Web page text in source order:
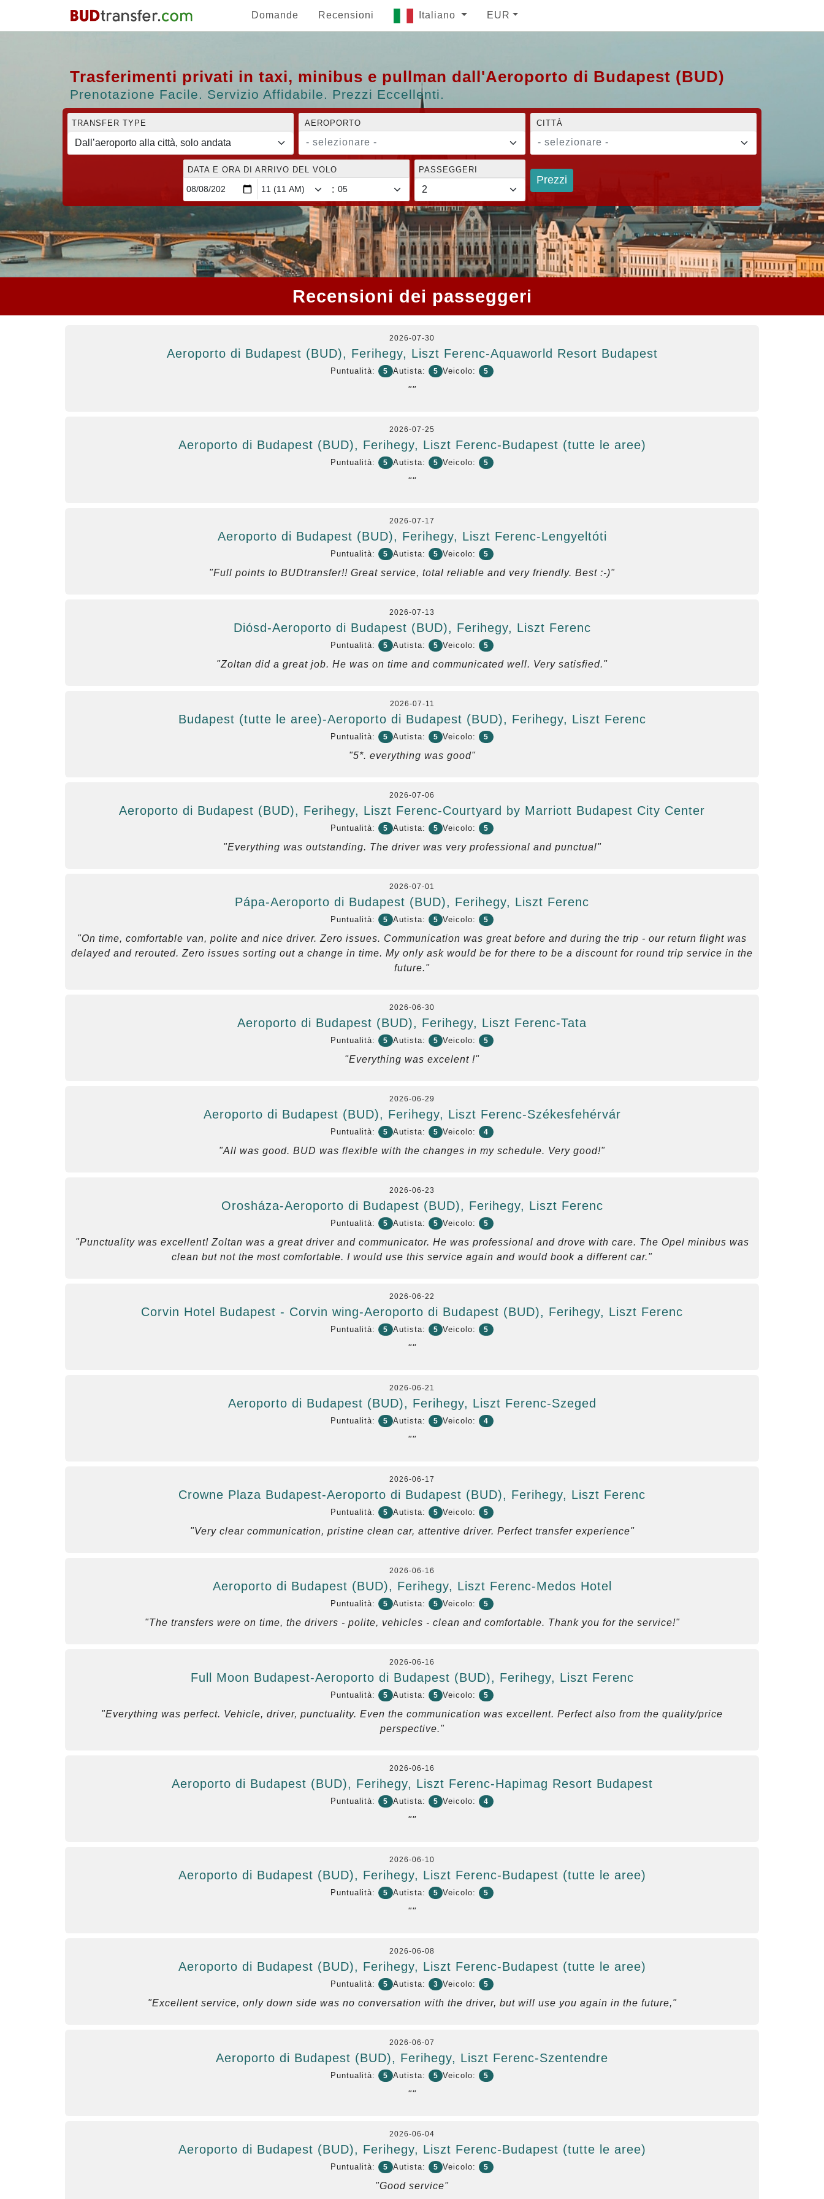
Domande Recensioni Italiano EUR
Trasferimenti privati in taxi, minibus e pullman dall'Aeroporto di Budapest (BUD)
Prenotazione Facile. Servizio Affidabile. Prezzi Eccellenti.
TRANSFER TYPE AEROPORTO
- selezionare -
CITTÀ
- selezionare -
DATA E ORA DI ARRIVO DEL VOLO
:
PASSEGGERI
Prezzi
Recensioni dei passeggeri
2026-07-30
Aeroporto di Budapest (BUD), Ferihegy, Liszt Ferenc-Aquaworld Resort Budapest
Puntualità: 5 Autista: 5 Veicolo: 5
""
2026-07-25
Aeroporto di Budapest (BUD), Ferihegy, Liszt Ferenc-Budapest (tutte le aree)
Puntualità: 5 Autista: 5 Veicolo: 5
""
2026-07-17
Aeroporto di Budapest (BUD), Ferihegy, Liszt Ferenc-Lengyeltóti
Puntualità: 5 Autista: 5 Veicolo: 5
"Full points to BUDtransfer!! Great service, total reliable and very friendly. Best :-)"
2026-07-13
Diósd-Aeroporto di Budapest (BUD), Ferihegy, Liszt Ferenc
Puntualità: 5 Autista: 5 Veicolo: 5
"Zoltan did a great job. He was on time and communicated well. Very satisfied."
2026-07-11
Budapest (tutte le aree)-Aeroporto di Budapest (BUD), Ferihegy, Liszt Ferenc
Puntualità: 5 Autista: 5 Veicolo: 5
"5*. everything was good"
2026-07-06
Aeroporto di Budapest (BUD), Ferihegy, Liszt Ferenc-Courtyard by Marriott Budapest City Center
Puntualità: 5 Autista: 5 Veicolo: 5
"Everything was outstanding. The driver was very professional and punctual"
2026-07-01
Pápa-Aeroporto di Budapest (BUD), Ferihegy, Liszt Ferenc
Puntualità: 5 Autista: 5 Veicolo: 5
"On time, comfortable van, polite and nice driver. Zero issues. Communication was great before and during the trip - our return flight was
delayed and rerouted. Zero issues sorting out a change in time. My only ask would be for there to be a discount for round trip service in the
future."
2026-06-30
Aeroporto di Budapest (BUD), Ferihegy, Liszt Ferenc-Tata
Puntualità: 5 Autista: 5 Veicolo: 5
"Everything was excelent !"
2026-06-29
Aeroporto di Budapest (BUD), Ferihegy, Liszt Ferenc-Székesfehérvár
Puntualità: 5 Autista: 5 Veicolo: 4
"All was good. BUD was flexible with the changes in my schedule. Very good!"
2026-06-23
Orosháza-Aeroporto di Budapest (BUD), Ferihegy, Liszt Ferenc
Puntualità: 5 Autista: 5 Veicolo: 5
"Punctuality was excellent! Zoltan was a great driver and communicator. He was professional and drove with care. The Opel minibus was
clean but not the most comfortable. I would use this service again and would book a different car."
2026-06-22
Corvin Hotel Budapest - Corvin wing-Aeroporto di Budapest (BUD), Ferihegy, Liszt Ferenc
Puntualità: 5 Autista: 5 Veicolo: 5
""
2026-06-21
Aeroporto di Budapest (BUD), Ferihegy, Liszt Ferenc-Szeged
Puntualità: 5 Autista: 5 Veicolo: 4
""
2026-06-17
Crowne Plaza Budapest-Aeroporto di Budapest (BUD), Ferihegy, Liszt Ferenc
Puntualità: 5 Autista: 5 Veicolo: 5
"Very clear communication, pristine clean car, attentive driver. Perfect transfer experience"
2026-06-16
Aeroporto di Budapest (BUD), Ferihegy, Liszt Ferenc-Medos Hotel
Puntualità: 5 Autista: 5 Veicolo: 5
"The transfers were on time, the drivers - polite, vehicles - clean and comfortable. Thank you for the service!"
2026-06-16
Full Moon Budapest-Aeroporto di Budapest (BUD), Ferihegy, Liszt Ferenc
Puntualità: 5 Autista: 5 Veicolo: 5
"Everything was perfect. Vehicle, driver, punctuality. Even the communication was excellent. Perfect also from the quality/price
perspective."
2026-06-16
Aeroporto di Budapest (BUD), Ferihegy, Liszt Ferenc-Hapimag Resort Budapest
Puntualità: 5 Autista: 5 Veicolo: 4
""
2026-06-10
Aeroporto di Budapest (BUD), Ferihegy, Liszt Ferenc-Budapest (tutte le aree)
Puntualità: 5 Autista: 5 Veicolo: 5
""
2026-06-08
Aeroporto di Budapest (BUD), Ferihegy, Liszt Ferenc-Budapest (tutte le aree)
Puntualità: 5 Autista: 3 Veicolo: 5
"Excellent service, only down side was no conversation with the driver, but will use you again in the future,"
2026-06-07
Aeroporto di Budapest (BUD), Ferihegy, Liszt Ferenc-Szentendre
Puntualità: 5 Autista: 5 Veicolo: 5
""
2026-06-04
Aeroporto di Budapest (BUD), Ferihegy, Liszt Ferenc-Budapest (tutte le aree)
Puntualità: 5 Autista: 5 Veicolo: 5
"Good service"